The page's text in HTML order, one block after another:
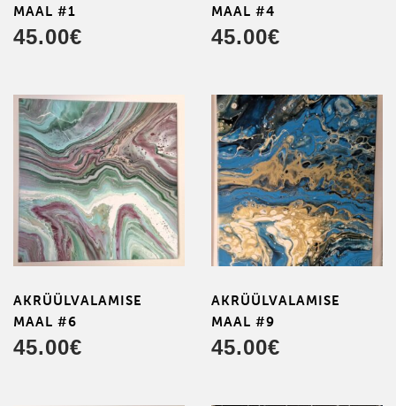
MAAL #1
45.00€
MAAL #4
45.00€
AKRÜÜL­VALAMISE
MAAL #6
45.00€
AKRÜÜL­VALAMISE
MAAL #9
45.00€